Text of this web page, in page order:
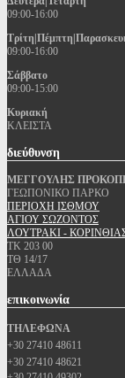
09:00-16:00
09:00-16:00
Σάββατο
09:00-15:00
Κυριακή
ΚΛΕΙΣΤΑ
διεύθυνση
ΜΕΓΓΟΥΛΗΣ
ΓΕΩΠΟΝΙΚΟ ΠΑΡΚΟ
ΠΕΡΙΟΧΗ ΙΣΘΜΟΥ
ΑΓΙΟΥ ΣΩΖΟΝΤΟΣ
ΛΟΥΤΡΑΚΙ -
ΤΚ 203 00
ΤΘ 14/17
ΕΛΛΑΔΑ
επικοινωνία
ΤΗΛΕΦΩΝΑ
+30 27410 48611
+30 27410 48621